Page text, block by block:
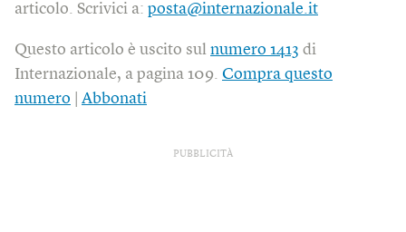
articolo. Scrivici a: posta@internazionale.it
Questo articolo è uscito sul numero 1413 di
Internazionale, a pagina 109. Compra questo
numero
Abbonati
PUBBLICITÀ